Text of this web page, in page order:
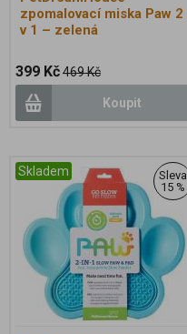
zpomalovací miska Paw 2
v 1 – zelená
399 Kč469 Kč
Koupit
Skladem
Sleva
15 %